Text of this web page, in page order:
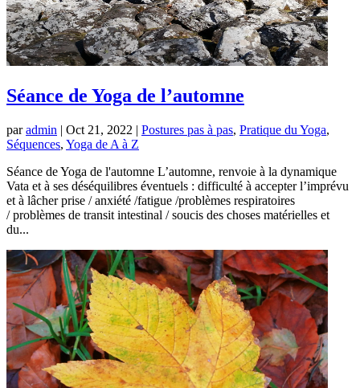
Séance de Yoga de l’automne
paradmin | Oct 21, 2022 | Postures pas à pas, Pratique du Yoga,
Séquences, Yoga de A à Z
Séance de Yoga de l'automne L’automne, renvoie à la dynamique
Vata et à ses déséquilibres éventuels : difficulté à accepter l’imprévu
et à lâcher prise / anxiété /fatigue /problèmes respiratoires
/ problèmes de transit intestinal / soucis des choses matérielles et
du...